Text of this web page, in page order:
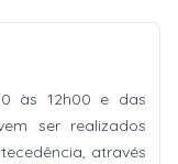
às 12h00 e das
ser realizados
através